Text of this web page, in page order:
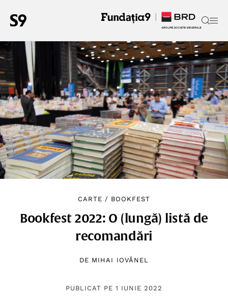
CARTE / BOOKFEST
Bookfest 2022: O (lungă) listă de
recomandări
DE MIHAI IOVĂNEL
PUBLICAT PE 1 IUNIE 2022